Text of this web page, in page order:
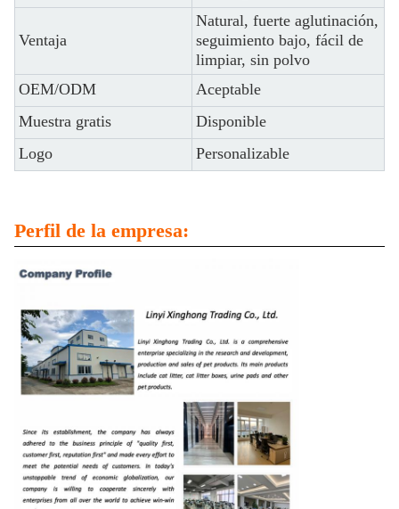
Ventaja
Natural, fuerte aglutinación,
seguimiento bajo, fácil de
limpiar, sin polvo
OEM/ODM
Aceptable
Muestra gratis
Disponible
Logo
Personalizable
Perfil de la empresa: